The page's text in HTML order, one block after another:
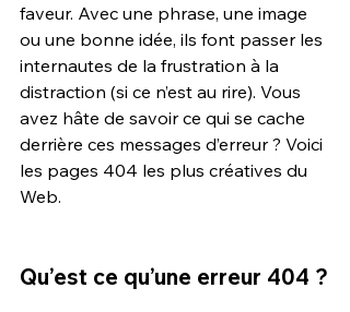
faveur. Avec une phrase, une image
ou une bonne idée, ils font passer les
internautes de la frustration à la
distraction (si ce n’est au rire). Vous
avez hâte de savoir ce qui se cache
derrière ces messages d’erreur ? Voici
les pages 404 les plus créatives du
Web.
Qu’est ce qu’une erreur 404 ?